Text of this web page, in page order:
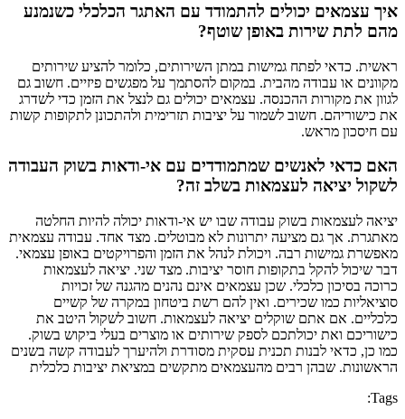
איך עצמאים יכולים להתמודד עם האתגר הכלכלי כשנמנע
מהם לתת שירות באופן שוטף?
ראשית. כדאי לפתח גמישות במתן השירותים, כלומר להציע שירותים
מקוונים או עבודה מהבית. במקום להסתמך על מפגשים פיזיים. חשוב גם
לגוון את מקורות ההכנסה. עצמאים יכולים גם לנצל את הזמן כדי לשדרג
את כישוריהם. חשוב לשמור על יציבות תזרימית ולהתכונן לתקופות קשות
עם חיסכון מראש.
האם כדאי לאנשים שמתמודדים עם אי-ודאות בשוק העבודה
לשקול יציאה לעצמאות בשלב זה?
יציאה לעצמאות בשוק עבודה שבו יש אי-ודאות יכולה להיות החלטה
מאתגרת. אך גם מציעה יתרונות לא מבוטלים. מצד אחד. עבודה עצמאית
מאפשרת גמישות רבה. ויכולת לנהל את הזמן והפרויקטים באופן עצמאי.
דבר שיכול להקל בתקופות חוסר יציבות. מצד שני. יציאה לעצמאות
כרוכה בסיכון כלכלי. שכן עצמאים אינם נהנים מהגנה של זכויות
סוציאליות כמו שכירים. ואין להם רשת ביטחון במקרה של קשיים
כלכליים. אם אתם שוקלים יציאה לעצמאות. חשוב לשקול היטב את
כישוריכם ואת יכולתכם לספק שירותים או מוצרים בעלי ביקוש בשוק.
כמו כן, כדאי לבנות תכנית עסקית מסודרת ולהיערך לעבודה קשה בשנים
הראשונות. שבהן רבים מהעצמאים מתקשים במציאת יציבות כלכלית
Tags: